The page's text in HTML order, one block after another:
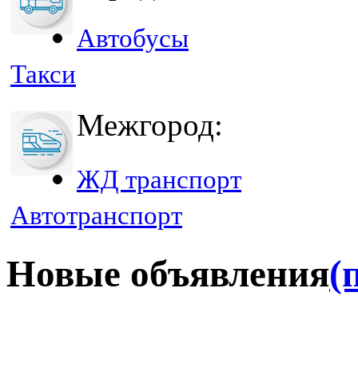
Автобусы
Такси
Межгород:
ЖД транспорт
Автотранспорт
Новые объявления